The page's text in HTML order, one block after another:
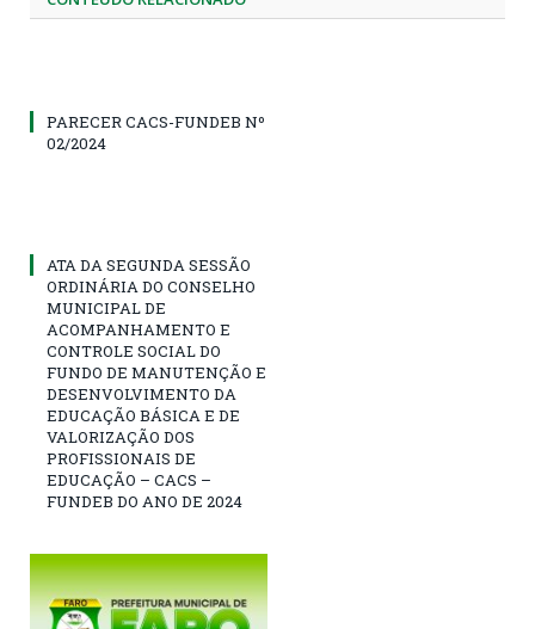
PARECER CACS-FUNDEB Nº
02/2024
ATA DA SEGUNDA SESSÃO
ORDINÁRIA DO CONSELHO
MUNICIPAL DE
ACOMPANHAMENTO E
CONTROLE SOCIAL DO
FUNDO DE MANUTENÇÃO E
DESENVOLVIMENTO DA
EDUCAÇÃO BÁSICA E DE
VALORIZAÇÃO DOS
PROFISSIONAIS DE
EDUCAÇÃO – CACS –
FUNDEB DO ANO DE 2024